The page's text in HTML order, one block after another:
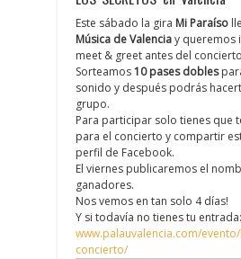
Este sábado la gira Mi Paraíso
Música de Valenciay queremos
meet & greet antes del
Sorteamos10 pases dobles
sonido y después podrás
grupo.
Para participar solo tienes que
para el concierto y compartir
perfil de Facebook.
El viernes publicaremos el
ganadores.
Nos vemos en tan solo 4 días!
Y si todavía no tienes tu entrada:
www.palauvalencia.com/
concierto/